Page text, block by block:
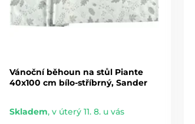
Vánoční běhoun na stůl Piante
40x100 cm bílo-stříbrný, Sander
Skladem, v úterý 11. 8. u vás